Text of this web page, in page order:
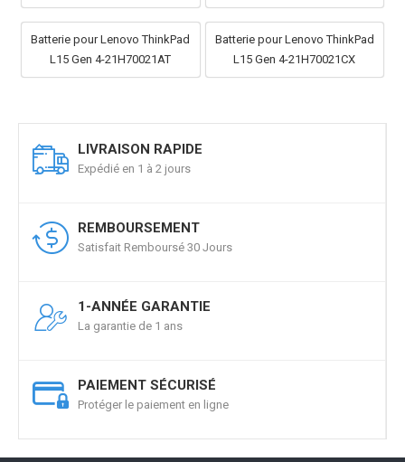
Batterie pour Lenovo ThinkPad
L15 Gen 4-21H70021AT
Batterie pour Lenovo ThinkPad
L15 Gen 4-21H70021CX
LIVRAISON RAPIDE
Expédié en 1 à 2 jours
REMBOURSEMENT
Satisfait Remboursé 30 Jours
1-ANNÉE GARANTIE
La garantie de 1 ans
PAIEMENT SÉCURISÉ
Protéger le paiement en ligne